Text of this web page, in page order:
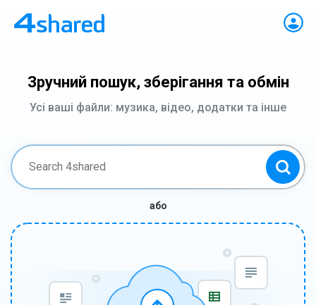
Зручний пошук, зберігання та обмін
Усі ваші файли: музика, відео, додатки та інше
або